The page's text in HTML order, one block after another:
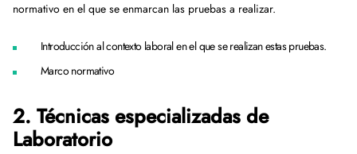
normativo en el que se enmarcan las pruebas a realizar.
Introducción al contexto laboral en el que se realizan estas pruebas.
Marco normativo
2. Técnicas especializadas de
Laboratorio